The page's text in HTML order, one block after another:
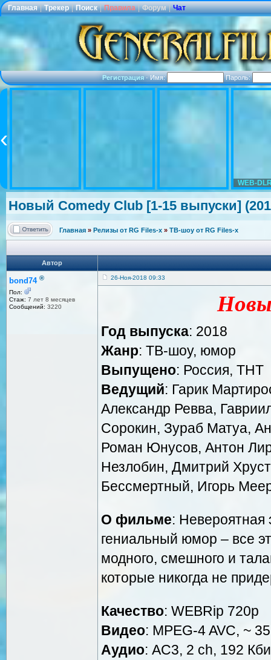
Главная | Трекер | Поиск | Правила | Форум | Чат
Регистрация·Имя: Пароль:
WEB-
Новый Comedy Club [1-15 выпуски]
Главная » Релизы от RG Files-x » ТВ-шоу от RG Files-x
Автор
bond74 ®
Пол:
Стаж: 7 лет 8 месяцев
Сообщений: 3220
26-Ноя-2018 09:33
Год выпуска: 2018
Жанр: ТВ-шоу, юмор
Выпущено: Россия, ТНТ
Ведущий: Гарик
Александр Ревва,
Сорокин, Зураб Матуа,
Роман Юнусов, Антон
Незлобин, Дмитрий
Бессмертный, Игорь
О фильме: Невероятная
гениальный юмор – все
модного, смешного и
которые никогда не
Качество: WEBRip 720p
Видео: MPEG-4 AVC, ~
Аудио: AC3, 2 ch, 192